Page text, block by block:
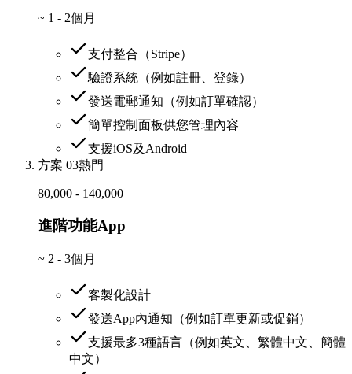
~ 1 - 2個月
支付整合（Stripe）
驗證系統（例如註冊、登錄）
發送電郵通知（例如訂單確認）
簡單控制面板供您管理內容
支援iOS及Android
方案 03熱門
80,000 - 140,000
進階功能App
~ 2 - 3個月
客製化設計
發送App內通知（例如訂單更新或促銷）
支援最多3種語言（例如英文、繁體中文、簡體
中文）